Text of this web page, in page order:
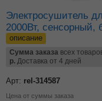
Электросушитель для рук OfficeClean Professional,
2000Вт, сенсорный,
описание
Сумма заказа всех
р. Доставка от 4 дней
Арт: rel-314587
Цена от суммы заказа